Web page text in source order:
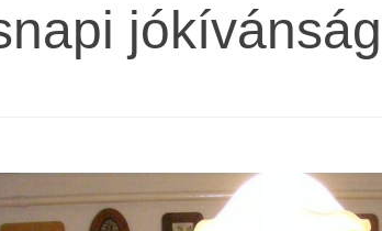
jókívánság